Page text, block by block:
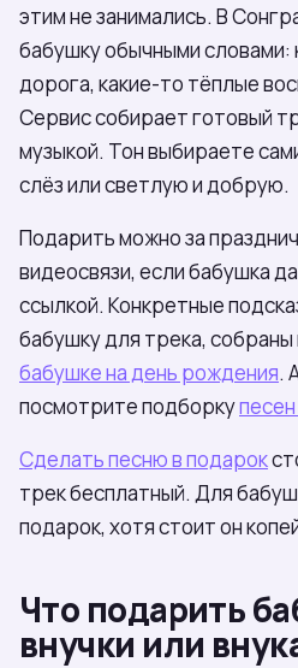
этим не занимались. В
бабушку обычными словами:
дорога, какие-то тёплые
Сервис собирает готовый
музыкой. Тон выбираете
слёз или светлую и добрую.
Подарить можно за
видеосвязи, если бабушка
ссылкой. Конкретные
бабушку для трека,
бабушке на день рождения.
посмотрите подборку
Сделать песню в подарок
трек бесплатный. Для
подарок, хотя стоит он
Что подарить
внучки или